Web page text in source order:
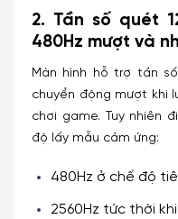
2. Tần số quét
480Hz mượt và
Màn hình hỗ trợ tần
chuyển động mượt khi
chơi game. Tuy nhiên
độ lấy mẫu cảm ứng:
480Hz ở chế độ
2560Hz tức thời